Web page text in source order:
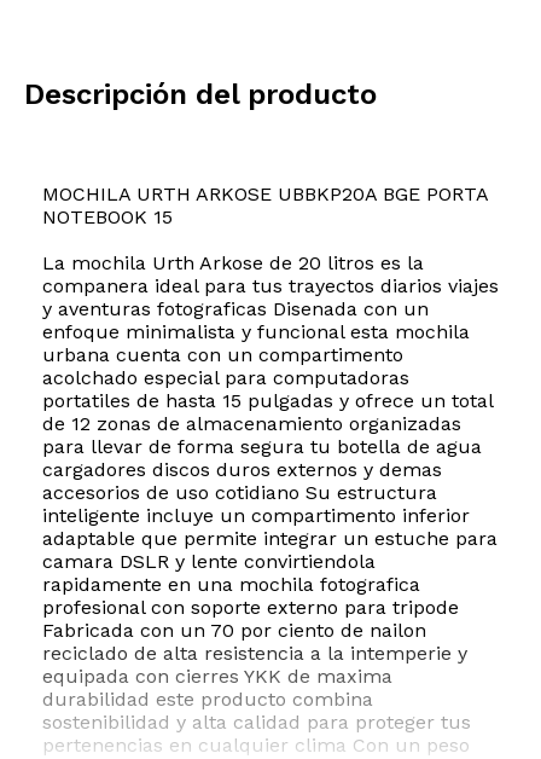
Descripción del producto
MOCHILA URTH ARKOSE UBBKP20A BGE PORTA
NOTEBOOK 15
La mochila Urth Arkose de 20 litros es la
companera ideal para tus trayectos diarios viajes
y aventuras fotograficas Disenada con un
enfoque minimalista y funcional esta mochila
urbana cuenta con un compartimento
acolchado especial para computadoras
portatiles de hasta 15 pulgadas y ofrece un total
de 12 zonas de almacenamiento organizadas
para llevar de forma segura tu botella de agua
cargadores discos duros externos y demas
accesorios de uso cotidiano Su estructura
inteligente incluye un compartimento inferior
adaptable que permite integrar un estuche para
camara DSLR y lente convirtiendola
rapidamente en una mochila fotografica
profesional con soporte externo para tripode
Fabricada con un 70 por ciento de nailon
reciclado de alta resistencia a la intemperie y
equipada con cierres YKK de maxima
durabilidad este producto combina
sostenibilidad y alta calidad para proteger tus
pertenencias en cualquier clima Con un peso